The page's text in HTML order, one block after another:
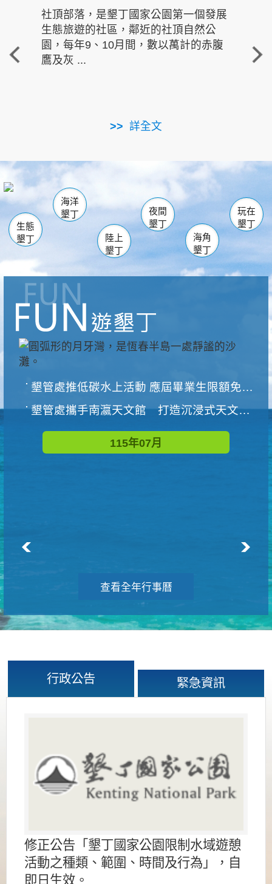
社頂部落，是墾丁國家公園第一個發展
生態旅遊的社區，鄰近的社頂自然公
園，每年9、10月間，數以萬計的赤腹
鷹及灰 ...
詳全文
重
走進
南仁湖
海生館
恆春 佳樂水
龍鑾潭自然中心 森林遊樂區
瓊麻館
關山 墾管處遊客中心
社頂公園 風吹沙
船帆石
白砂 龍磐公園
香蕉灣
砂島
鵝鑾鼻
生態
墾丁
海洋
墾丁
陸上
墾丁
夜間
墾丁
海角
墾丁
玩在
墾丁
墾管處推低碳水上活動 應屆畢業生限額免費參加
墾管處攜手南瀛天文館 打造沉浸式天文探索營隊
115年07月
查看全年行事曆
行政公告 緊急資訊
修正公告「墾丁國家公園限制水域遊憩
活動之種類、範圍、時間及行為」，自
即日生效。